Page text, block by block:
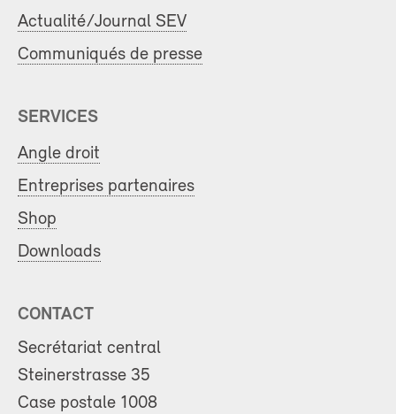
Actualité/Journal SEV
Communiqués de presse
SERVICES
Angle droit
Entreprises partenaires
Shop
Downloads
CONTACT
Secrétariat central
Steinerstrasse 35
Case postale 1008